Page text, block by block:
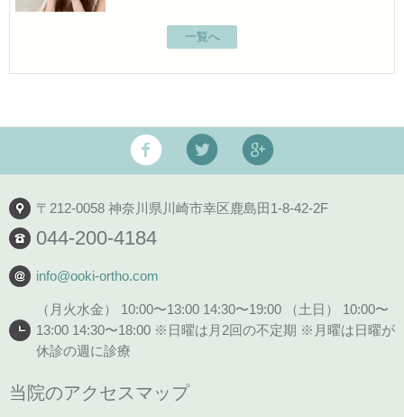
一覧へ
〒212-0058 神奈川県川崎市幸区鹿島田1-8-42-2F
044-200-4184
info@ooki-ortho.com
（月火水金） 10:00〜13:00 14:30〜19:00 （土日） 10:00〜
13:00 14:30〜18:00 ※日曜は月2回の不定期 ※月曜は日曜が
休診の週に診療
当院のアクセスマップ